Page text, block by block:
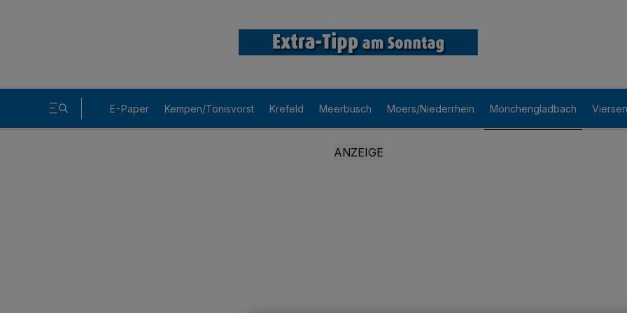
E-Paper Kempen/Tönisvorst Krefeld Meerbusch Moers/Niederrhein Mönchengladbach Viersen